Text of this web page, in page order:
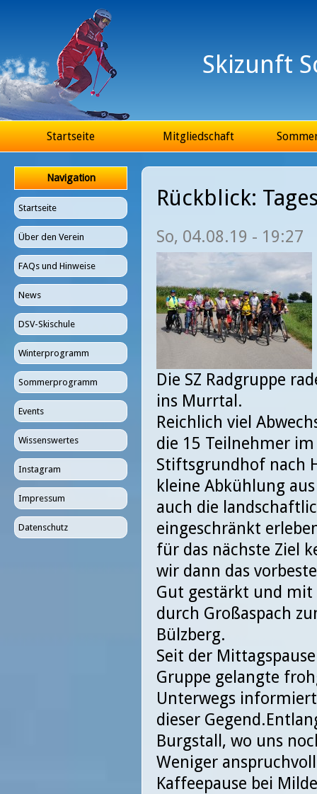
Skizunft
Hauptmenü
Startseite Mitgliedschaft
Navigation
Startseite
Über den Verein
FAQs und Hinweise
News
DSV-Skischule
Winterprogramm
Sommerprogramm
Events
Wissenswertes
Instagram
Impressum
Datenschutz
Rückblick:
So, 04.08.19 - 19:27
Die SZ Radgruppe
ins Murrtal.
Reichlich viel
die 15 Teilnehmer
Stiftsgrundhof nach
kleine Abkühlung
auch die
eingeschränkt
für das nächste Ziel
wir dann das
Gut gestärkt und
durch Großaspach
Bülzberg.
Seit der
Gruppe gelangte
Unterwegs
dieser
Burgstall, wo uns
Weniger
Kaffeepause bei